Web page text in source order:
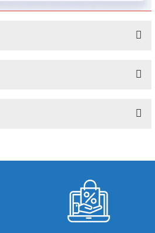
kullanarak tarafımıza iletebilirsiniz.
görüntülenemiyor.
bulunuyor.